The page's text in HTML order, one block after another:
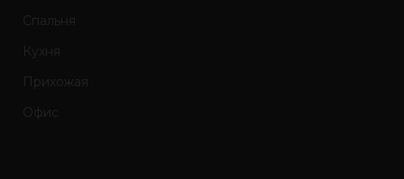
Спальня
Кухня
Прихожая
Офис